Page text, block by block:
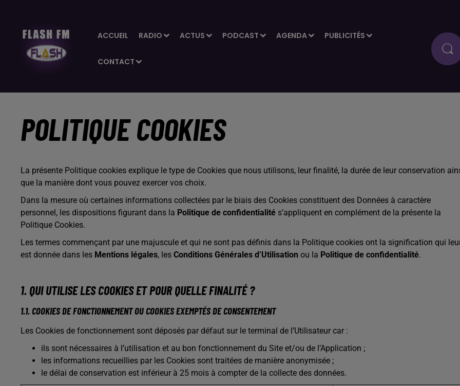
ACCUEIL RADIO ACTUS PODCAST AGENDA PUBLICITÉS
CONTACT
POLITIQUE COOKIES
La présente Politique cookies explique le type de Cookies que nous utilisons, leur finalité, la durée de leur conservation
que la manière dont vous pouvez exercer vos choix.
Dans la mesure où certaines informations collectées par le biais des Cookies constituent des Données à caractère
personnel, les dispositions figurant dans la Politique de confidentialité s’appliquent en complément de la présente la
Politique Cookies.
Les termes commençant par une majuscule et qui ne sont pas définis dans la Politique cookies ont la signification qui
est donnée dans les Mentions légales, les Conditions Générales d’Utilisation ou la Politique de confidentialité.
1. QUI UTILISE LES COOKIES ET POUR QUELLE FINALITÉ ?
1.1. COOKIES DE FONCTIONNEMENT OU COOKIES EXEMPTÉS DE CONSENTEMENT
Les Cookies de fonctionnement sont déposés par défaut sur le terminal de l’Utilisateur car :
ils sont nécessaires à l’utilisation et au bon fonctionnement du Site et/ou de l’Application ;
les informations recueillies par les Cookies sont traitées de manière anonymisée ;
le délai de conservation est inférieur à 25 mois à compter de la collecte des données.